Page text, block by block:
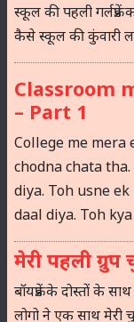
स्कूल की पहली
कैसे स्कूल की कुंवारी
Classroom
– Part 1
College me
chodna chata
diya. Toh usne
daal diya. Toh
मेरी पहली
बॉयफ्रेंड के दोस्तों के
लोगो ने एक साथ मेरी